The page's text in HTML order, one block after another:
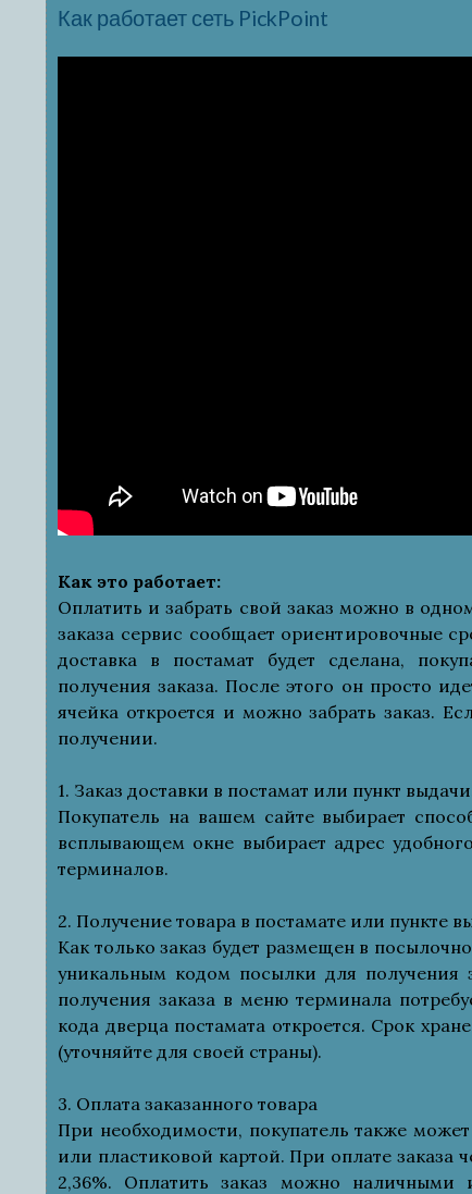
Как работает сеть PickPoint
Как это работает:
Оплатить и забрать свой заказ можно в
заказа сервис сообщает ориентировочные
доставка в постамат будет сделана,
получения заказа. После этого он просто
ячейка откроется и можно забрать заказ.
получении.
1. Заказ доставки в постамат или пункт
Покупатель на вашем сайте выбирает
всплывающем окне выбирает адрес
терминалов.
2. Получение товара в постамате или пункте
Как только заказ будет размещен в
уникальным кодом посылки для получения
получения заказа в меню терминала
кода дверца постамата откроется. Срок
(уточняйте для своей страны).
3. Оплата заказанного товара
При необходимости, покупатель также
или пластиковой картой. При оплате заказа
2,36%. Оплатить заказ можно наличными